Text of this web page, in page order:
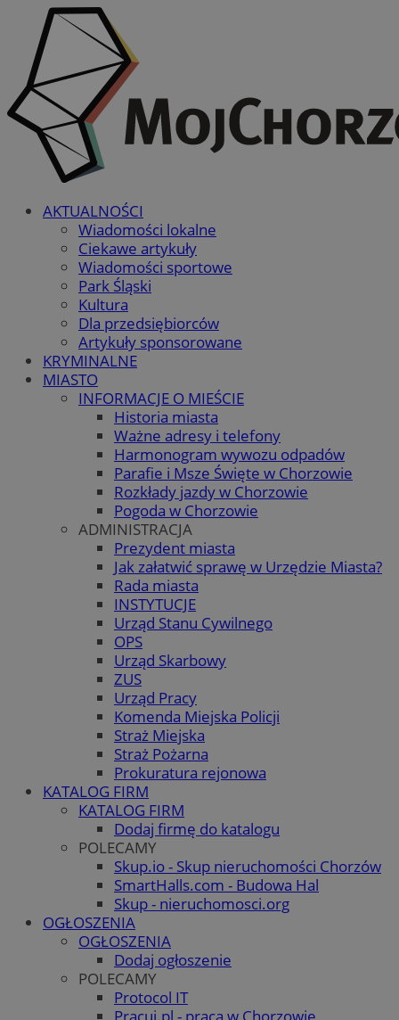
AKTUALNOŚCI
Wiadomości lokalne
Ciekawe artykuły
Wiadomości sportowe
Park Śląski
Kultura
Dla przedsiębiorców
Artykuły sponsorowane
KRYMINALNE
MIASTO
INFORMACJE O MIEŚCIE
Historia miasta
Ważne adresy i telefony
Harmonogram wywozu odpadów
Parafie i Msze Święte w Chorzowie
Rozkłady jazdy w Chorzowie
Pogoda w Chorzowie
ADMINISTRACJA
Prezydent miasta
Jak załatwić sprawę w Urzędzie Miasta?
Rada miasta
INSTYTUCJE
Urząd Stanu Cywilnego
OPS
Urząd Skarbowy
ZUS
Urząd Pracy
Komenda Miejska Policji
Straż Miejska
Straż Pożarna
Prokuratura rejonowa
KATALOG FIRM
KATALOG FIRM
Dodaj firmę do katalogu
POLECAMY
Skup.io - Skup nieruchomości Chorzów
SmartHalls.com - Budowa Hal
Skup - nieruchomosci.org
OGŁOSZENIA
OGŁOSZENIA
Dodaj ogłoszenie
POLECAMY
Protocol IT